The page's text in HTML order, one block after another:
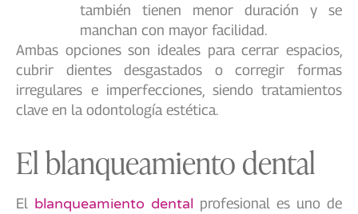
también tienen menor duración y se
manchan con mayor facilidad.
Ambas opciones son ideales para cerrar espacios,
cubrir dientes desgastados o corregir formas
irregulares e imperfecciones, siendo tratamientos
clave en la odontología estética.
El blanqueamiento dental
El blanqueamiento dental profesional es uno de